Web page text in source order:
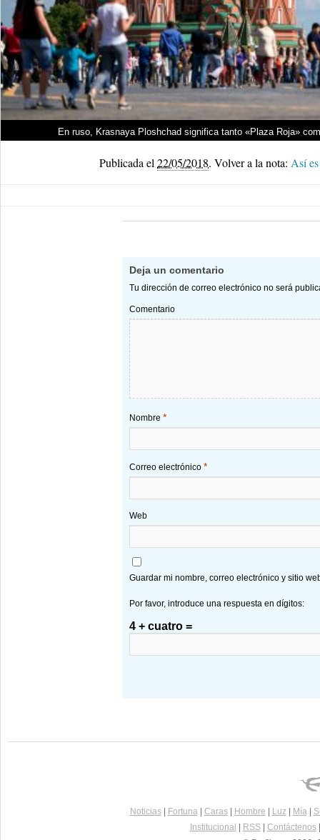
En ruso, Krasnaya Ploshchad significa tanto «Plaza Roja»
Publicada el 22/05/2018. Volver a la nota: Así
Deja un comentario
Tu dirección de correo electrónico no será
Comentario
Nombre *
Correo electrónico *
Web
Guardar mi nombre, correo electrónico y sitio
Por favor, introduce una respuesta en dígitos:
4 + cuatro =
Noticias| Fortuna| Caras| Hombre Luz| Mía|
Institucional
RSS| Contáctenos